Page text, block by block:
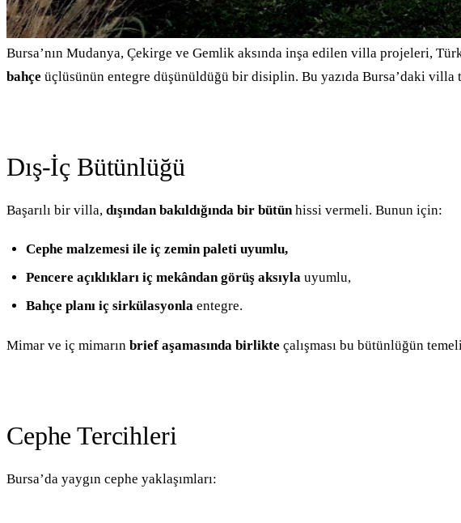
Bursa’nın Mudanya, Çekirge ve Gemlik aksında inşa edilen villa projeleri,
bahçe üçlüsünün entegre düşünüldüğü bir disiplin. Bu yazıda Bursa’daki villa
Dış-İç Bütünlüğü
Başarılı bir villa, dışından bakıldığında bir bütünhissi vermeli. Bunun için:
Cephe malzemesi ile iç zemin paleti uyumlu,
Pencere açıklıkları iç mekândan görüş aksıyla uyumlu,
Bahçe planı iç sirkülasyonla entegre.
Mimar ve iç mimarın brief aşamasında birlikte çalışması bu bütünlüğün
Cephe Tercihleri
Bursa’da yaygın cephe yaklaşımları: